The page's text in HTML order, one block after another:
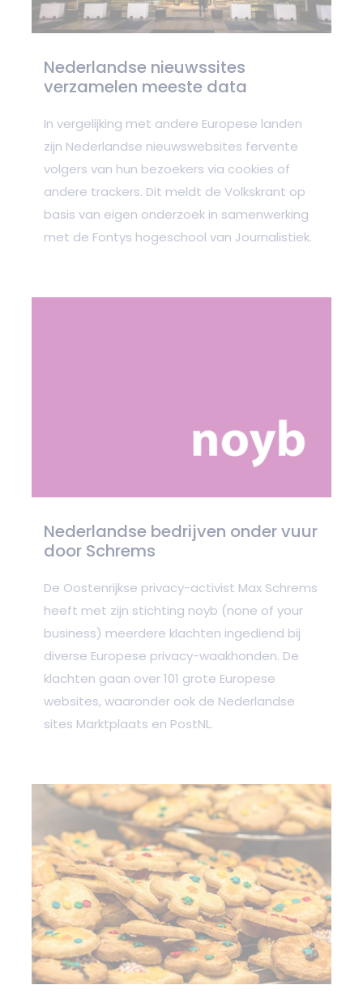
Nederlandse nieuwssites
verzamelen meeste data
In vergelijking met andere Europese landen
zijn Nederlandse nieuwswebsites fervente
volgers van hun bezoekers via cookies of
andere trackers. Dit meldt de Volkskrant op
basis van eigen onderzoek in samenwerking
met de Fontys hogeschool van Journalistiek.
Nederlandse bedrijven onder vuur
door Schrems
De Oostenrijkse privacy-activist Max Schrems
heeft met zijn stichting noyb (none of your
business) meerdere klachten ingediend bij
diverse Europese privacy-waakhonden. De
klachten gaan over 101 grote Europese
websites, waaronder ook de Nederlandse
sites Marktplaats en PostNL.